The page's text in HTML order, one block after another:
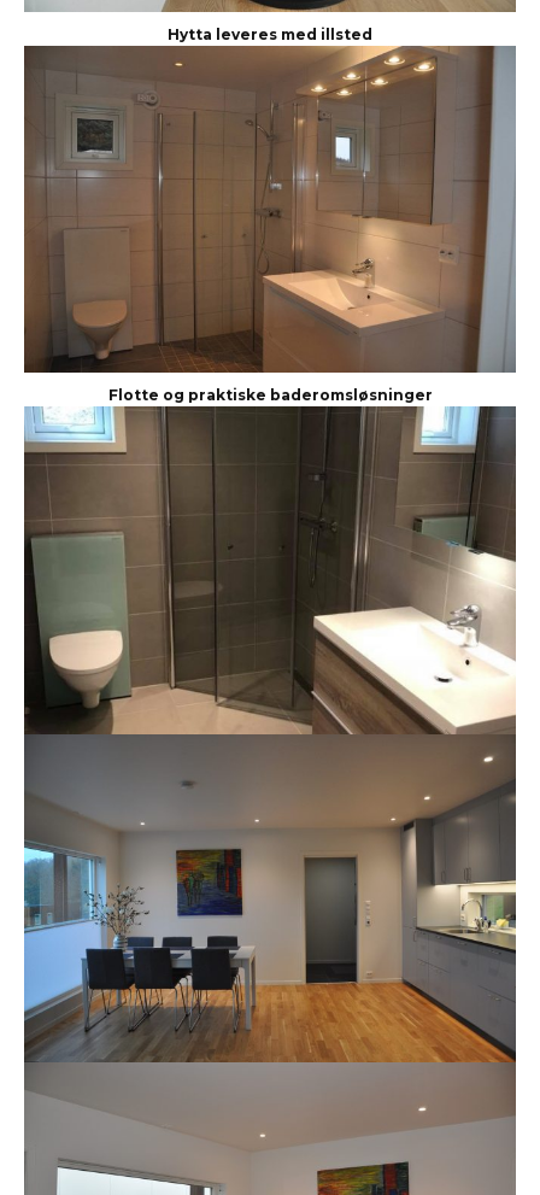
Hytta leveres med illsted
Flotte og praktiske baderomsløsninger